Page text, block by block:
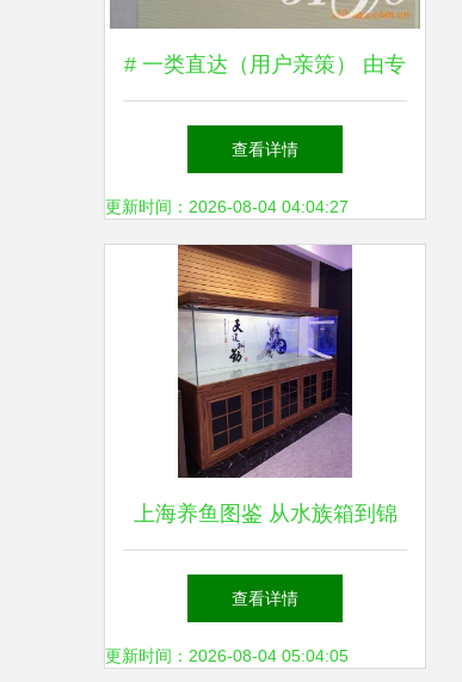
# 一类直达（用户亲策） 由专
家提供的北京直接广州等多程
巡检品保证及配套专业加盟教
练；
查看详情
更新时间：2026-08-04 04:04:27
上海养鱼图鉴 从水族箱到锦
鲤鱼的一站式攻略
查看详情
更新时间：2026-08-04 05:04:05